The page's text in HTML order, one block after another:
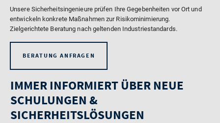
Unsere Sicherheitsingenieure prüfen Ihre Gegebenheiten vor Ort und
entwickeln konkrete Maßnahmen zur Risikominimierung.
Zielgerichtete Beratung nach geltenden Industriestandards.
BERATUNG ANFRAGEN
IMMER INFORMIERT ÜBER NEUE
SCHULUNGEN &
SICHERHEITSLÖSUNGEN